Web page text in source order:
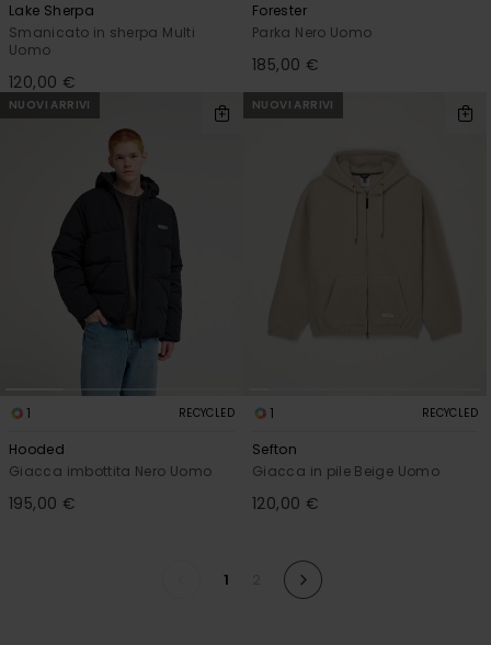
Lake Sherpa
Smanicato in sherpa Multi
Uomo
120,00 €
Forester
Parka Nero Uomo
185,00 €
NUOVI ARRIVI
1 RECYCLED
Hooded
Giacca imbottita Nero Uomo
195,00 €
NUOVI ARRIVI
1 RECYCLED
Sefton
Giacca in pile Beige Uomo
120,00 €
1